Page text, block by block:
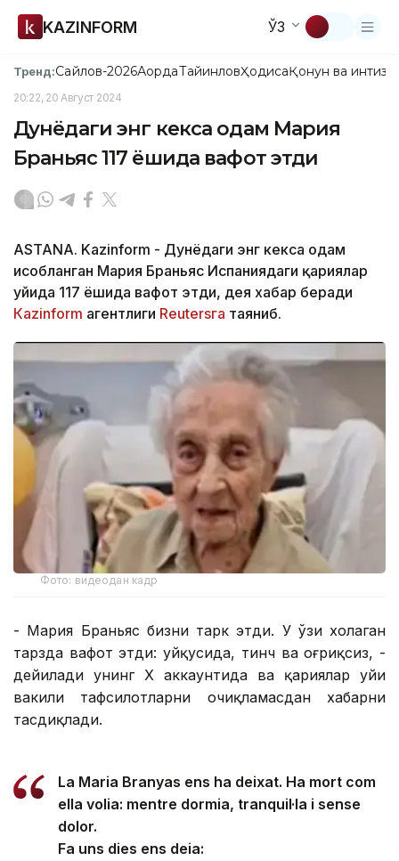
KAZINFORM ЎЗ
Тренд:Сайлов-2026АқордаТайинловҲодисаҚонун ва
20:22, 20 Август 2024
Дунёдаги энг кекса одам Мария
Браньяс 117 ёшида вафот этди
ASTANA. Kazinform - Дунёдаги энг кекса одам
ҳисобланган Мария Браньяс Испаниядаги қариялар
уйида 117 ёшида вафот этди, дея хабар беради
Кazinform агентлиги Reutersга таяниб.
Фото: видеодан кадр
- Мария Браньяс бизни тарк этди. У ўзи хоҳлаган
тарзда вафот этди: уйқусида, тинч ва оғриқсиз, -
дейилади унинг Х аккаунтида ва қариялар уйи
вакили тафсилотларни очиқламасдан хабарни
тасдиқлади.
La Maria Branyas ens ha deixat. Ha mort com
ella volia: mentre dormia, tranquil·la i sense
dolor.
Fa uns dies ens deia: